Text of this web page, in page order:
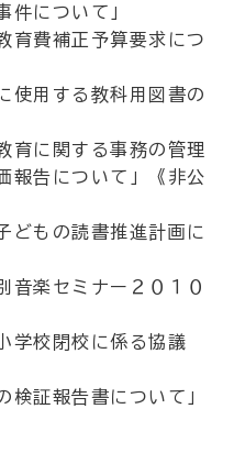
件について」
育費補正予算要求につ
使用する教科用図書の
育に関する事務の管理
報告について」《非公
どもの読書推進計画に
音楽セミナー２０１０
学校閉校に係る協議
証報告書について」